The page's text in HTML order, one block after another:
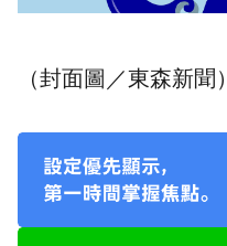
（封面圖／東森新聞）